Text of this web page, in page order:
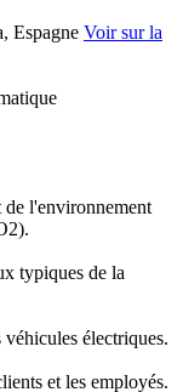
Espagne Voir sur la